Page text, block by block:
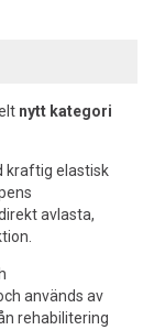
nytt kategori
kraftig elastisk
avlasta,
används av
rehabilitering